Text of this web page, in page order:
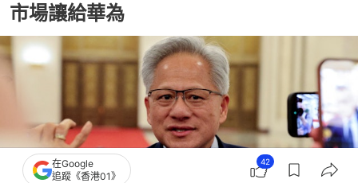
市場讓給華為
在Google
追蹤《香港01》
42